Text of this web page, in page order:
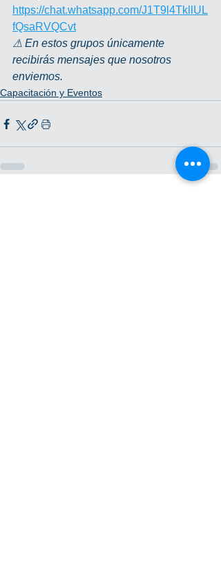
https://chat.whatsapp.com/J1T9l4TkllUL
fQsaRVQCvt
⚠ En estos grupos únicamente
recibirás mensajes que nosotros
enviemos.
Capacitación y Eventos